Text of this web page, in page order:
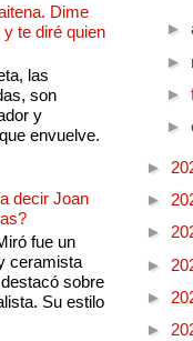
Dime
te diré quien
las
son
y
envuelve.
decir Joan
fue un
ceramista
sobre
Su estilo
►
►
►
►
►
►
►
►
►
►